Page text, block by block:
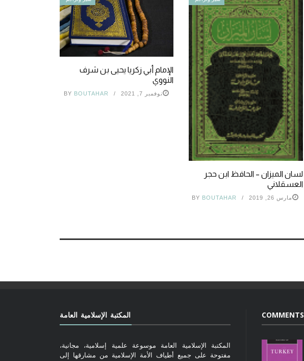
الإمام أبي زكريا يحيى بن شرف
النووي
نوفمبر 7, 2021 BY BOUTAHAR
لسان الميزان – الحافظ ابن حجر
العسقلاني
مارس 26, 2019 BY BOUTAHAR
المكتبة الإسلامية العامة
المكتبة الإسلامية العامة موسوعة علمية إسلامية، مجانية،
مفتوحة على جميع أطياف الأمة الإسلامية من مشارقها إلى
COMMENTS